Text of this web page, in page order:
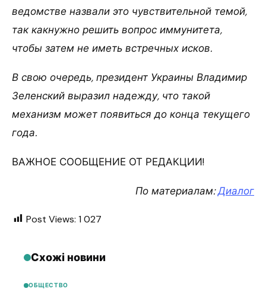
ведомстве назвали это чувствительной темой,
так какнужно решить вопрос иммунитета,
чтобы затем не иметь встречных исков.
В свою очередь, президент Украины Владимир
Зеленский выразил надежду, что такой
механизм может появиться до конца текущего
года.
ВАЖНОЕ СООБЩЕНИЕ ОТ РЕДАКЦИИ!
По материалам:Диалог
Post Views: 1 027
Схожі новини
ОБЩЕСТВО